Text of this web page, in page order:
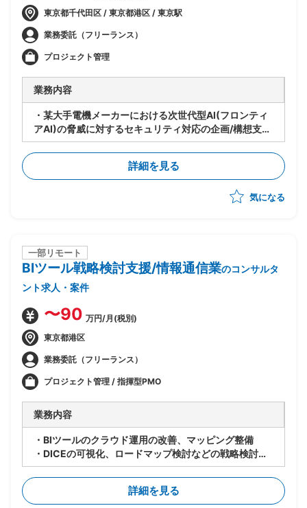
東京都千代田区 / 東京都港区 / 東京駅
業務委託（フリーランス）
プロジェクト管理
業務内容
・某大手電機メーカーにおける次世代型AI(フロンティ
アAI)の脅威に対するセキュリティ対応の企画/構想支援
・ユーザー側の構想策定リードとして、各施策の実行計
画の具体化と社内上申資料の作成を担当
・生成AIを中心に、ポスト世代の次世代型AIがもたらす
脅威の検討、対応方針の取りまとめ
・資産管理、脆弱性対応、運用・監視(SOC/AI-SOC)
詳細を見る
気になる
一部リモート
BIツール戦略検討⽀援/情報通信業のコンサルタ
ント求人・案件
〜90 万円/月(税別)
東京都港区
業務委託（フリーランス）
プロジェクト管理 / 指揮型PMO
業務内容
・BIツールのクラウド運⽤の改善、マッピング整備
・DICEの可視化、ロードマップ検討などの戦略検討
・若⼿プロパーメンバーがおり、⼀緒に検討し、指⽰出
しなど⾃⾛して動いていただきたい
詳細を見る